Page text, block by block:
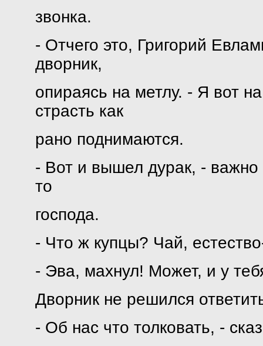
звонка.
- Отчего это, Григорий
дворник,
опираясь на метлу. - Я вот
страсть как
рано поднимаются.
- Вот и вышел дурак, -
то
господа.
- Что ж купцы? Чай,
- Эва, махнул! Может, и у
Дворник не решился
- Об нас что толковать, -